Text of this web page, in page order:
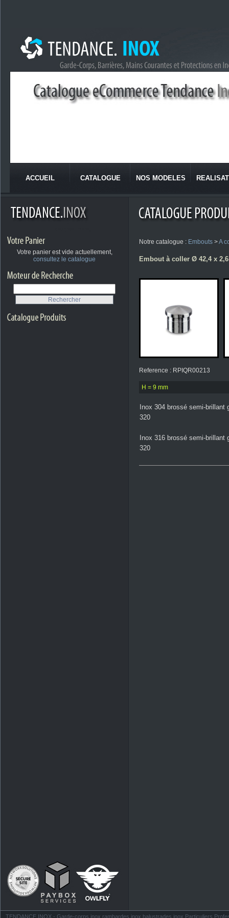
ACCUEIL CATALOGUE NOS MODELES
Votre panier est vide actuellement,
consultez le catalogue
Notre catalogue : Embouts >A
Embout à coller Ø 42,4 x 2,6
Reference : RPIQR00213
H = 9 mm
Inox 304 brossé semi-brillant
320
Inox 316 brossé semi-brillant
320
TENDANCE INOX - Garde-corps inox rambardes inox balustrades inox Particuliers